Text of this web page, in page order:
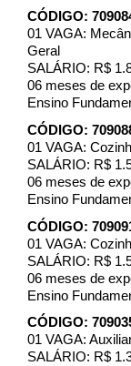
CÓDIGO:
01 VAGA:
Geral
SALÁRIO: R$
06 meses de
Ensino
CÓDIGO:
01 VAGA:
SALÁRIO: R$
06 meses de
Ensino
CÓDIGO:
01 VAGA:
SALÁRIO: R$
06 meses de
Ensino
CÓDIGO:
01 VAGA:
SALÁRIO: R$